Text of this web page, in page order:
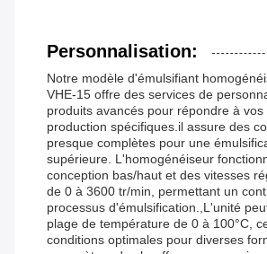
Personnalisation:
Notre modèle d'émulsifiant
VHE-15 offre des services de
produits avancés pour répondre à vos
production spécifiques.il assure des
presque complètes pour une
supérieure. L'homogénéiseur
conception bas/haut et des vitesses
de 0 à 3600 tr/min, permettant un
processus d'émulsification.,L'unité
plage de température de 0 à 100°C,
conditions optimales pour diverses